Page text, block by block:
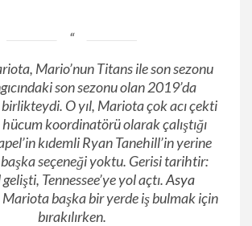
Mario’nun Titans ile son sezonu
son sezonu olan 2019’da
birlikteydi. O yıl, Mariota çok acı çekti
koordinatörü olarak çalıştığı
kıdemli Ryan Tanehill’in yerine
seçeneği yoktu. Gerisi tarihtir:
Tennessee’ye yol açtı.Asya
Mariota başka bir yerde iş bulmak için
bırakılırken.